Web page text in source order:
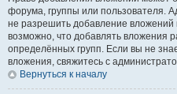
форума, группы или пользователя.
не разрешить добавление
возможно, что добавлять вложения
определённых групп. Если вы не
вложения, свяжитесь с
Вернуться к началу